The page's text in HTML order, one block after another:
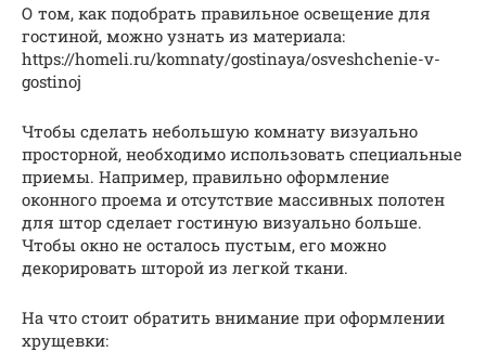
О том, как подобрать правильное освещение для
гостиной, можно узнать из материала:
https://homeli.ru/komnaty/gostinaya/osveshchenie-v-
gostinoj
Чтобы сделать небольшую комнату визуально
просторной, необходимо использовать специальные
приемы. Например, правильно оформление
оконного проема и отсутствие массивных полотен
для штор сделает гостиную визуально больше.
Чтобы окно не осталось пустым, его можно
декорировать шторой из легкой ткани.
На что стоит обратить внимание при оформлении
хрущевки: